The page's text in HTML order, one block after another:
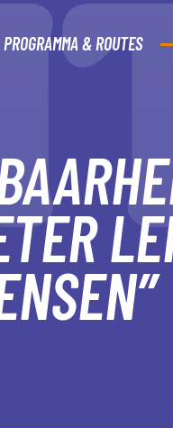
PROGRAMMA & ROUTES